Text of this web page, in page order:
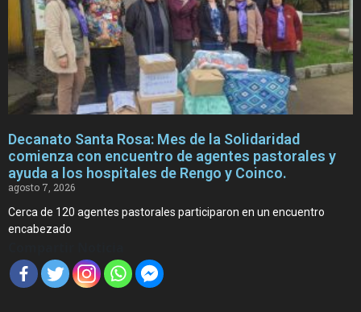
Decanato Santa Rosa: Mes de la Solidaridad
comienza con encuentro de agentes pastorales y
ayuda a los hospitales de Rengo y Coinco.
agosto 7, 2026
Cerca de 120 agentes pastorales participaron en un encuentro
encabezado